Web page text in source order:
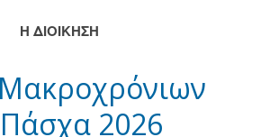
Η ΔΙΟΙΚΗΣΗ
2026